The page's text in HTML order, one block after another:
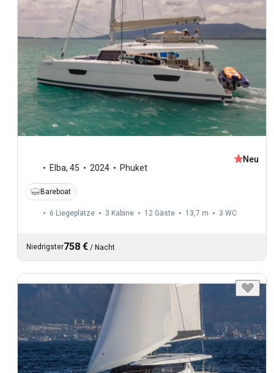
Elba, 45 2024 Phuket
Neu
Bareboat
6 Liegeplätze 3 Kabine 12 Gäste 13,7 m 3 WC
Niedrigster758 € / Nacht